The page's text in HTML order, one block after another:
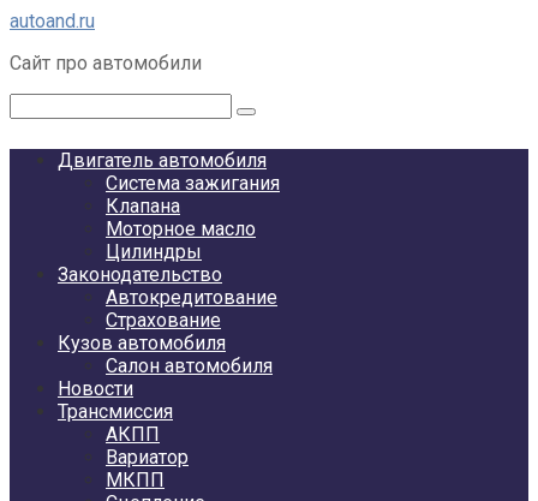
Перейти
контенту
autoand.ru
Сайт про автомобили
Двигатель автомобиля
Система зажигания
Клапана
Моторное масло
Цилиндры
Законодательство
Автокредитование
Страхование
Кузов автомобиля
Салон автомобиля
Новости
Трансмиссия
АКПП
Вариатор
МКПП